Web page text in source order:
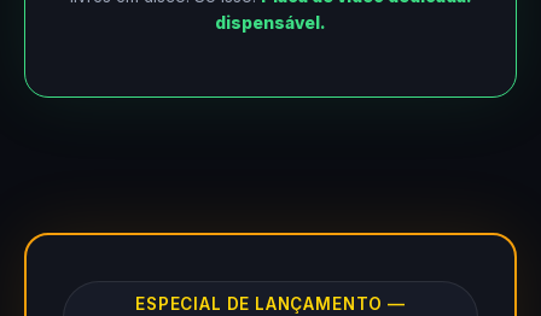
dispensável.
ESPECIAL DE LANÇAMENTO —